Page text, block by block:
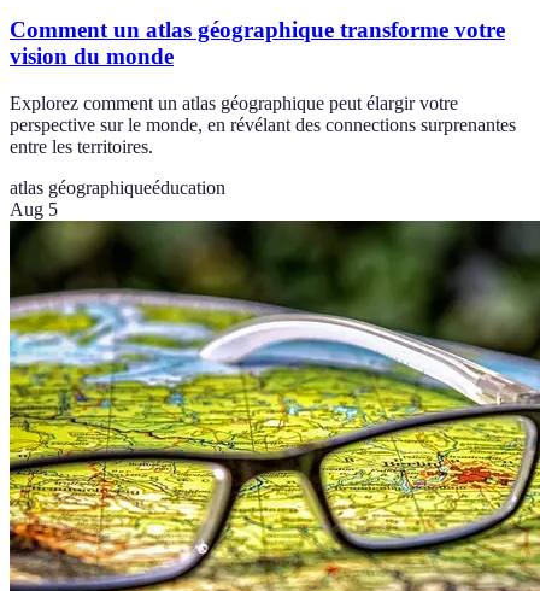
Comment un atlas géographique transforme votre
vision du monde
Explorez comment un atlas géographique peut élargir votre
perspective sur le monde, en révélant des connections surprenantes
entre les territoires.
atlas géographiqueéducation
Aug 5